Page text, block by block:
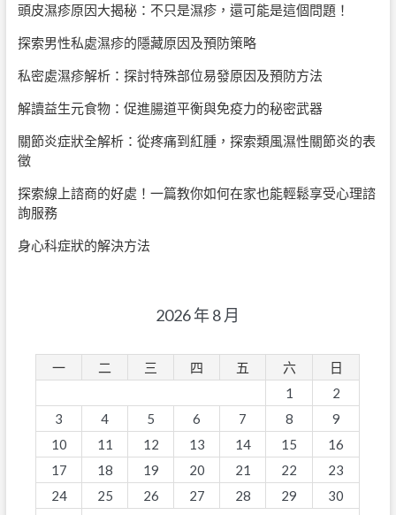
頭皮濕疹原因大揭秘：不只是濕疹，還可能是這個問題！
探索男性私處濕疹的隱藏原因及預防策略
私密處濕疹解析：探討特殊部位易發原因及預防方法
解讀益生元食物：促進腸道平衡與免疫力的秘密武器
關節炎症狀全解析：從疼痛到紅腫，探索類風濕性關節炎的表
徵
探索線上諮商的好處！一篇教你如何在家也能輕鬆享受心理諮
詢服務
身心科症狀的解決方法
2026 年 8 月
一 二 三 四 五 六
日
1
2
3
4 5 6 7 8
9
10
11 12 13 14 15
16
17
18 19 20 21 22
23
24
25 26 27 28 29
30